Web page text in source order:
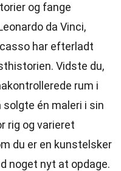
og fange
da Vinci,
har efterladt
Vidste du,
rum i
solgte én maleri i sin
rig og varieret
du er en kunstelsker
noget nyt at opdage.